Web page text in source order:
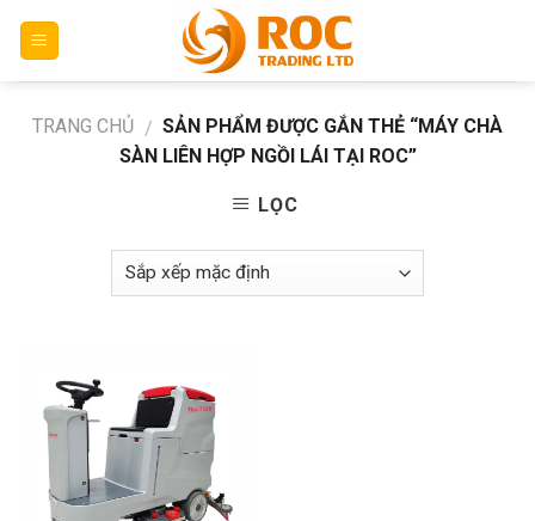
TRANG CHỦ / SẢN PHẨM ĐƯỢC GẮN THẺ “MÁY CHÀ
SÀN LIÊN HỢP NGỒI LÁI TẠI ROC”
LỌC